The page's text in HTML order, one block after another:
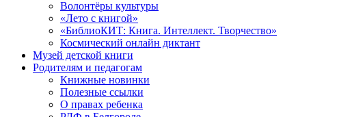
Волонтёры культуры
«Лето с книгой»
«БиблиоКИТ: Книга. Интеллект. Творчество»
Космический онлайн диктант
Музей детской книги
Родителям и педагогам
Книжные новинки
Полезные ссылки
О правах ребенка